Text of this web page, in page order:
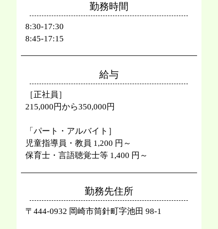
勤務時間
8:30-17:30
8:45-17:15
給与
［正社員］
215,000円から350,000円
「パート・アルバイト］
児童指導員・教員 1,200 円～
保育士・言語聴覚士等 1,400 円～
勤務先住所
〒444-0932 岡崎市筒針町字池田 98-1